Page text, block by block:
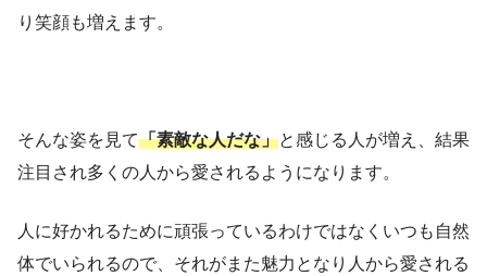
り笑顔も増えます。
そんな姿を見て「素敵な人だな」と感じる人が増え、結果
注目され多くの人から愛されるようになります。
人に好かれるために頑張っているわけではなくいつも自然
体でいられるので、それがまた魅力となり人から愛される